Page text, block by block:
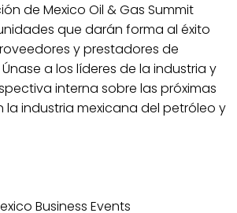
de Mexico Oil & Gas Summit
que darán forma al éxito
y prestadores de
a los líderes de la industria y
interna sobre las próximas
industria mexicana del petróleo y
Business Events